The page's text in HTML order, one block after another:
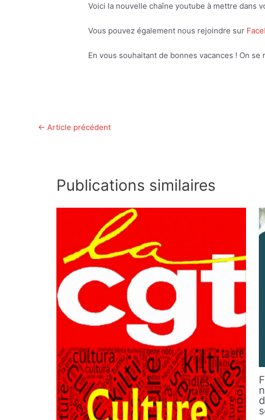
Voici la nouvelle chaîne youtube à mettre dans
Vous pouvez également nous rejoindre sur
En vous souhaitant de bonnes vacances ! On se
← Article précédent
Publications similaires